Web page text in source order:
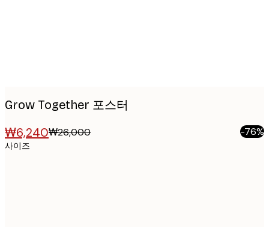
Grow Together 포스터
₩6,240₩26,000 -76%
사이즈